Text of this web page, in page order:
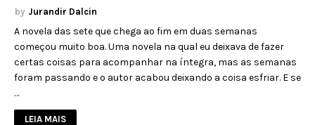
Jurandir Dalcin
A novela das sete que chega ao fim em duas semanas
começou muito boa. Uma novela na qual eu deixava de fazer
certas coisas para acompanhar na íntegra, mas as semanas
foram passando e o autor acabou deixando a coisa esfriar. E se
…
LEIA MAIS